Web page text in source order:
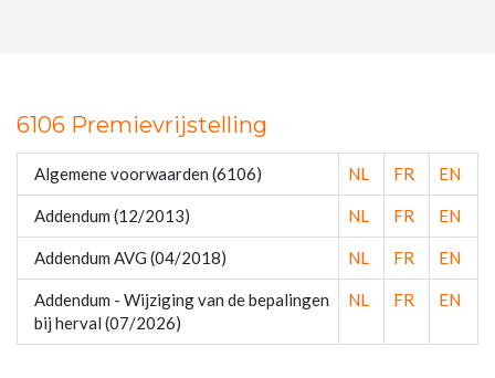
6106 Premievrijstelling
Algemene voorwaarden (6106) NL FR EN
Addendum (12/2013) NL FR EN
Addendum AVG (04/2018) NL FR EN
Addendum - Wijziging van de bepalingen
bij herval (07/2026)
NL FR EN